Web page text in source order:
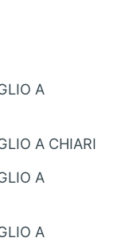
A
A CHIARI
A
A